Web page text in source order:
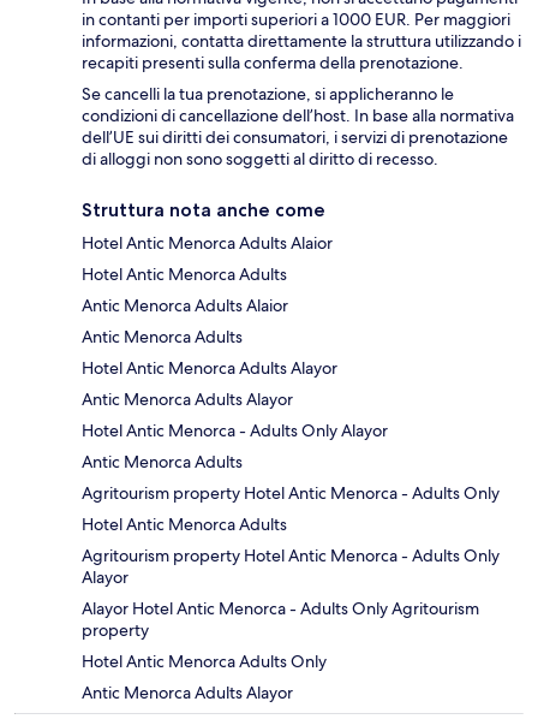
in contanti per importi superiori a 1000 EUR. Per maggiori
informazioni, contatta direttamente la struttura utilizzando i
recapiti presenti sulla conferma della prenotazione.
Se cancelli la tua prenotazione, si applicheranno le
condizioni di cancellazione dell’host. In base alla normativa
dell’UE sui diritti dei consumatori, i servizi di prenotazione
di alloggi non sono soggetti al diritto di recesso.
Struttura nota anche come
Hotel Antic Menorca Adults Alaior
Hotel Antic Menorca Adults
Antic Menorca Adults Alaior
Antic Menorca Adults
Hotel Antic Menorca Adults Alayor
Antic Menorca Adults Alayor
Hotel Antic Menorca - Adults Only Alayor
Antic Menorca Adults
Agritourism property Hotel Antic Menorca - Adults Only
Hotel Antic Menorca Adults
Agritourism property Hotel Antic Menorca - Adults Only
Alayor
Alayor Hotel Antic Menorca - Adults Only Agritourism
property
Hotel Antic Menorca Adults Only
Antic Menorca Adults Alayor